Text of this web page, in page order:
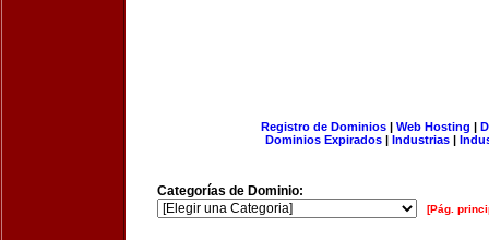
Registro de Dominios| Web Hosting |
Dominios Expirados | Industrias |
Categorías de Dominio:
[Pág.